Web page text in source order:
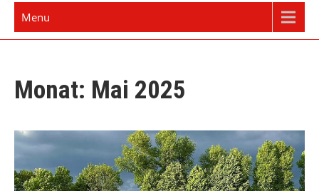
Menu
Monat: Mai 2025